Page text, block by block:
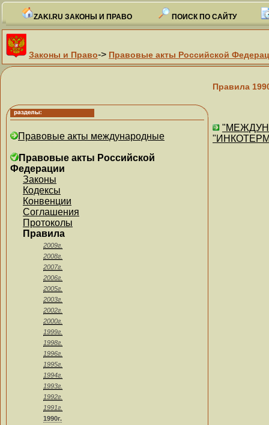
ZAKI.RU ЗАКОНЫ И ПРАВО ПОИСК ПО САЙТУ
Законы и Право-> Правовые акты Российской
Правовые акты международные
Правовые акты Российской
Федерации
Законы
Кодексы
Конвенции
Соглашения
Протоколы
Правила
2009г.
2008г.
2007г.
2006г.
2005г.
2003г.
2002г.
2000г.
1999г.
1998г.
1996г.
1995г.
1994г.
1993г.
1992г.
1991г.
1990г.
Правила